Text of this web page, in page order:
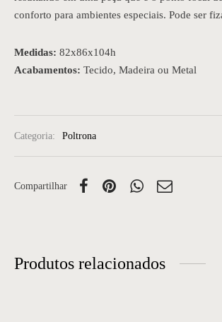
conforto para ambientes especiais. Pode ser
Medidas: 82x86x104h
Acabamentos: Tecido, Madeira ou Metal
Categoria: Poltrona
Compartilhar
Produtos relacionados